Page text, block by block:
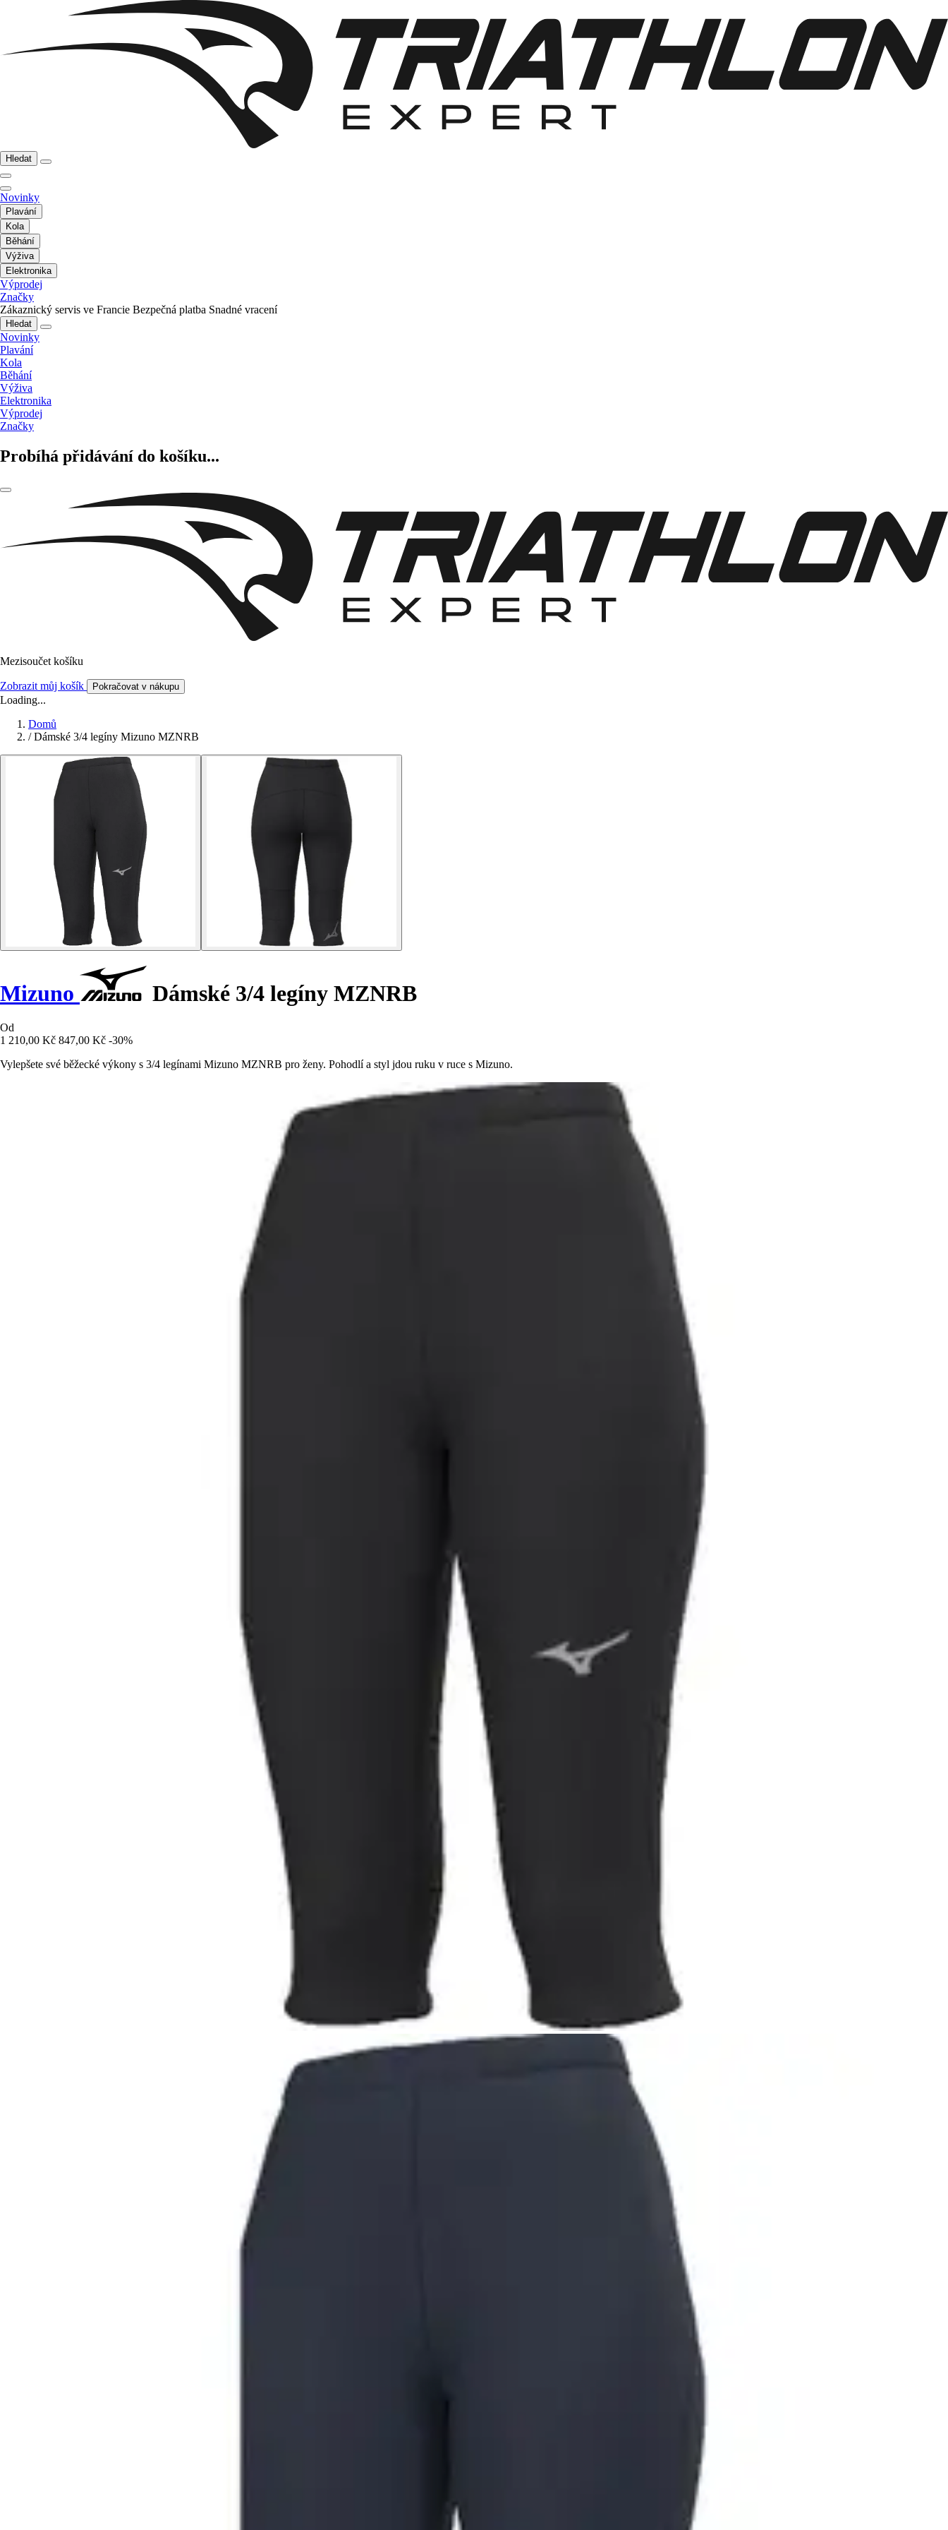
Hledat
Novinky
Plavání
Kola
Běhání
Výživa
Elektronika
Výprodej
Značky
Zákaznický servis ve Francie Bezpečná platba Snadné vracení
Hledat
Novinky
Plavání
Kola
Běhání
Výživa
Elektronika
Výprodej
Značky
Probíhá přidávání do košíku...
Mezisoučet košíku
Zobrazit můj košík Pokračovat v nákupu
Loading...
Domů
/ Dámské 3/4 legíny Mizuno MZNRB
Mizuno Dámské 3/4 legíny MZNRB
Od
1 210,00 Kč 847,00 Kč -30%
Vylepšete své běžecké výkony s 3/4 legínami Mizuno MZNRB pro ženy. Pohodlí a styl jdou ruku v ruce s Mizuno.